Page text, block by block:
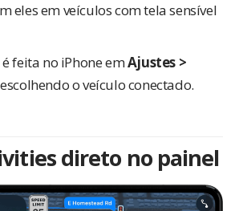
eles em veículos com tela sensível
feita no iPhone emAjustes >
o veículo conectado.
direto no painel